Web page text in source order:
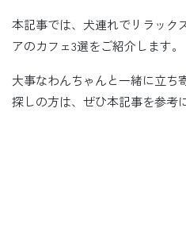
本記事では、犬連れでリラック
アのカフェ3選をご紹介します。
大事なわんちゃんと一緒に立ち
探しの方は、ぜひ本記事を参考